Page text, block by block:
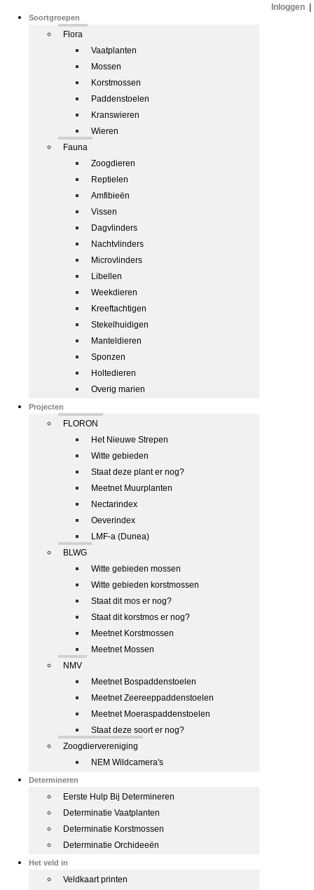
Soortgroepen
Flora
Vaatplanten
Mossen
Korstmossen
Paddenstoelen
Kranswieren
Wieren
Fauna
Zoogdieren
Reptielen
Amfibieën
Vissen
Dagvlinders
Nachtvlinders
Microvlinders
Libellen
Weekdieren
Kreeftachtigen
Stekelhuidigen
Manteldieren
Sponzen
Holtedieren
Overig marien
Projecten
FLORON
Het Nieuwe Strepen
Witte gebieden
Staat deze plant er nog?
Meetnet Muurplanten
Nectarindex
Oeverindex
LMF-a (Dunea)
BLWG
Witte gebieden mossen
Witte gebieden korstmossen
Staat dit mos er nog?
Staat dit korstmos er nog?
Meetnet Korstmossen
Meetnet Mossen
NMV
Meetnet Bospaddenstoelen
Meetnet Zeereeppaddenstoelen
Meetnet Moeraspaddenstoelen
Staat deze soort er nog?
Zoogdiervereniging
NEM Wildcamera's
Determineren
Eerste Hulp Bij Determineren
Determinatie Vaatplanten
Determinatie Korstmossen
Determinatie Orchideeën
Het veld in
Veldkaart printen
Inloggen